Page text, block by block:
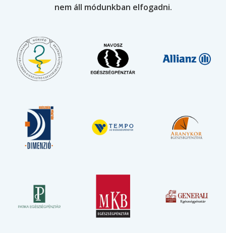
Front tömés
40.000 Ft
1 felszínű tömés
37.000 Ft
38.000 Ft
3 felszínű tömés
39.000 Ft
Csapos onlay fedőtömés
50.000 Ft
nem áll módunkban elfogadni.